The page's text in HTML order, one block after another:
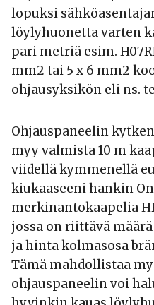
lopuksi
löylyhuonetta varten
pari metriä esim.
mm2 tai 5 x 6 mm2
ohjausyksikön eli ns.
Ohjauspaneelin
myy valmista 10 m
viidellä kymmenellä
kiukaaseeni hankin
merkinantokaapelia
jossa on riittävä
ja hinta kolmasosa
Tämä mahdollistaa
ohjauspaneelin voi